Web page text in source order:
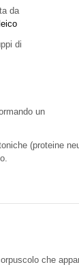
da
di
un
(proteine
che